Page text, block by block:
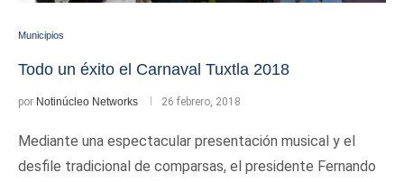
Municipios
Todo un éxito el Carnaval Tuxtla 2018
por Notinúcleo Networks 26 febrero, 2018
Mediante una espectacular presentación musical y el
desfile tradicional de comparsas, el presidente Fernando